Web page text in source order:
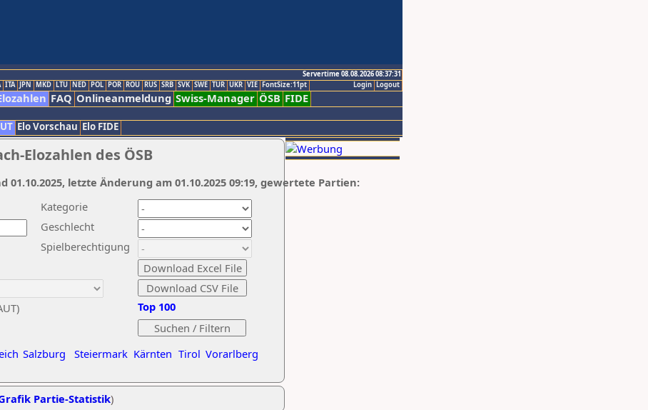
Servertime 08.08.2026 08:37:31
Logout
Login
ITA JPN MKD LTU NED POL POR ROU RUS SRB SVK SWE TUR UKR VIE FontSize:11pt
FAQ Onlineanmeldung Swiss-Manager ÖSB FIDE
Elo Vorschau Elo FIDE
Elozahlen des ÖSB
Kategorie
Geschlecht
Spielberechtigung
Salzburg Steiermark Kärnten Tirol Vorarlberg
Top 100
01.10.2025, letzte Änderung am 01.10.2025 09:19, gewertete Partien:
Partie-Statistik)